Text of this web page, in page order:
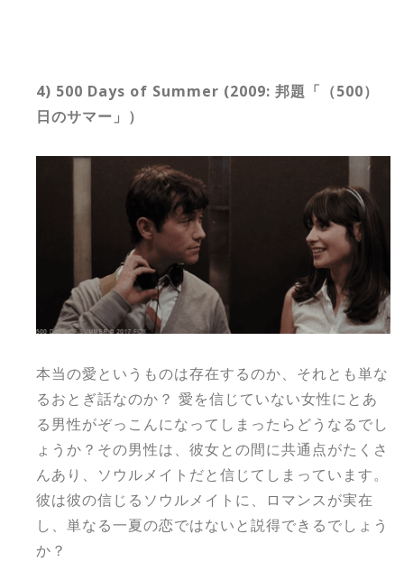
4) 500 Days of Summer (2009: 邦題「（500）
日のサマー」）
本当の愛というものは存在するのか、それとも単な
るおとぎ話なのか？ 愛を信じていない女性にとあ
る男性がぞっこんになってしまったらどうなるでし
ょうか？その男性は、彼女との間に共通点がたくさ
んあり、ソウルメイトだと信じてしまっています。
彼は彼の信じるソウルメイトに、ロマンスが実在
し、単なる一夏の恋ではないと説得できるでしょう
か？